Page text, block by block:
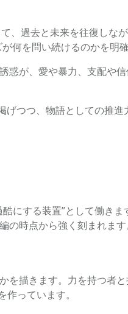
、過去と未来を往復しな
何を問い続けるのかを明確
が、愛や暴力、支配や
つつ、物語としての推
にする装置”として働き
時点から強く刻まれます
描きます。力を持つ者
っています。